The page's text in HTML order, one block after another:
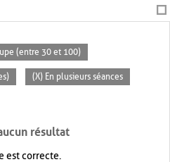
(entre 30 et 100)
(X) En plusieurs séances
résultat
est correcte.